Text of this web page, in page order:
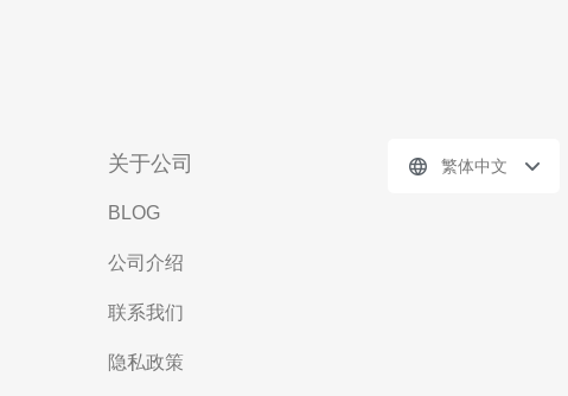
关于公司
BLOG
公司介绍
联系我们
隐私政策
繁体中文